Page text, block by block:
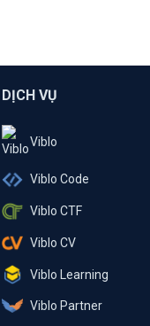
DỊCH VỤ
Viblo
Viblo Code
Viblo CTF
Viblo CV
Viblo Learning
Viblo Partner